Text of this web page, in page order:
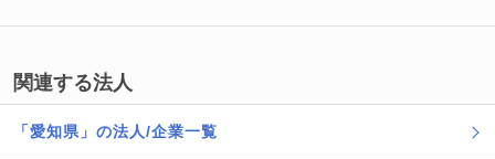
関連する法人
「愛知県」の法人/企業一覧